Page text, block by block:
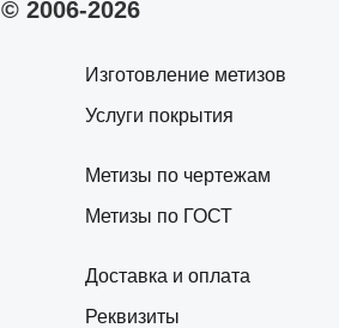
© 2006-2026
Изготовление метизов
Услуги покрытия
Метизы по чертежам
Метизы по ГОСТ
Доставка и оплата
Реквизиты